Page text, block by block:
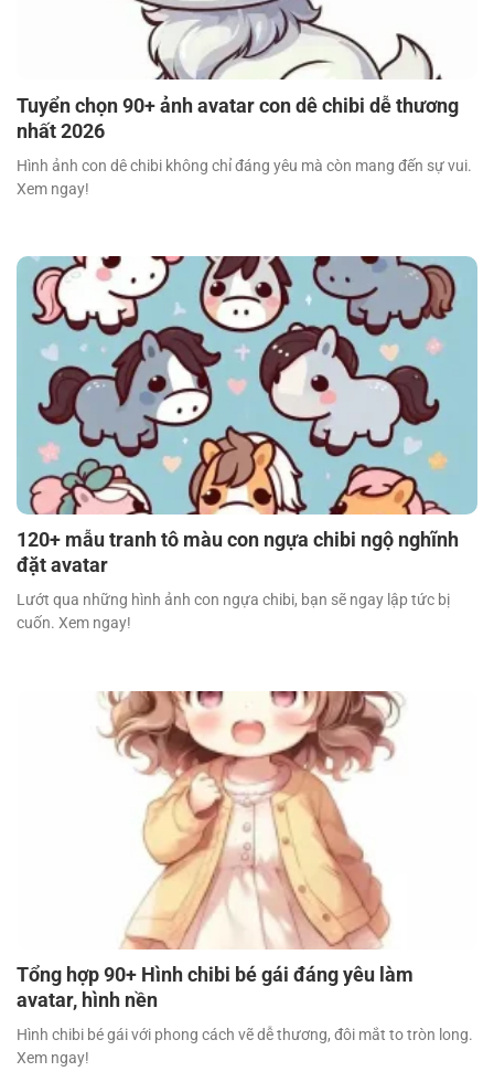
Tuyển chọn 90+ ảnh avatar con dê chibi dễ thương
nhất 2026
Hình ảnh con dê chibi không chỉ đáng yêu mà còn mang đến sự vui.
Xem ngay!
120+ mẫu tranh tô màu con ngựa chibi ngộ nghĩnh
đặt avatar
Lướt qua những hình ảnh con ngựa chibi, bạn sẽ ngay lập tức bị
cuốn. Xem ngay!
Tổng hợp 90+ Hình chibi bé gái đáng yêu làm
avatar, hình nền
Hình chibi bé gái với phong cách vẽ dễ thương, đôi mắt to tròn long.
Xem ngay!